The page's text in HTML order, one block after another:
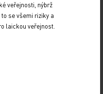
o tom, jak funguje
možnosti má lékař
mimo…
veřejnosti, nýbrž
se všemi riziky a
laickou veřejnost.